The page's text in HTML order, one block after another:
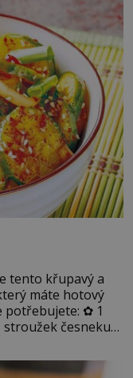
tento křupavý a
máte hotový
potřebujete: ✿ 1
česneku
lžičku cukru ✿ 1